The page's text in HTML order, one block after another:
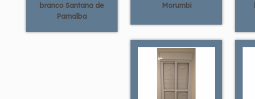
branco Santana de
Parnaíba
Morumbi